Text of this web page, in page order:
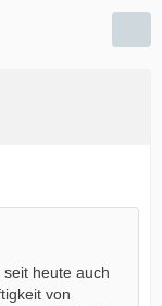
heute auch
von